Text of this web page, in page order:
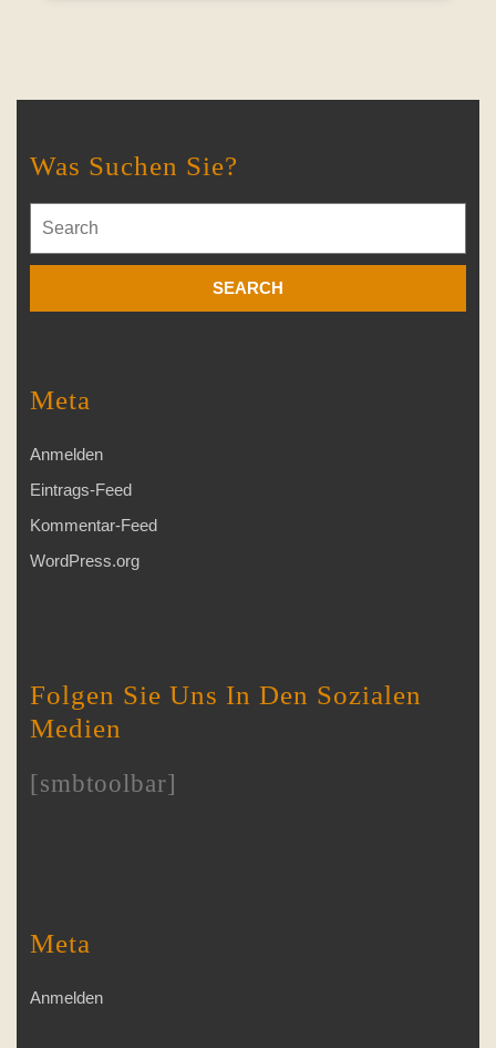
Was Suchen Sie?
for:
Meta
Anmelden
Eintrags-Feed
Kommentar-Feed
WordPress.org
Folgen Sie Uns In Den Sozialen
Medien
[smbtoolbar]
Meta
Anmelden